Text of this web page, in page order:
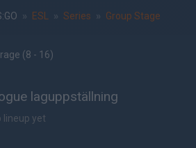
» ESL » Series » Group Stage
(8 - 16)
laguppställning
lineup yet